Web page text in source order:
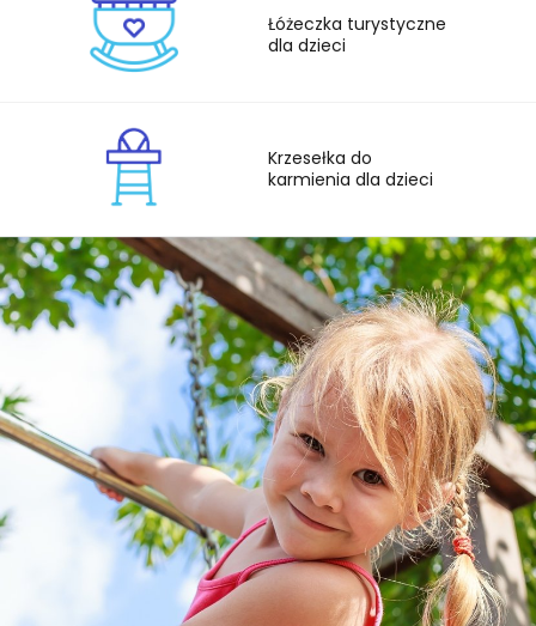
Łóżeczka turystyczne
dla dzieci
Krzesełka do
karmienia dla dzieci